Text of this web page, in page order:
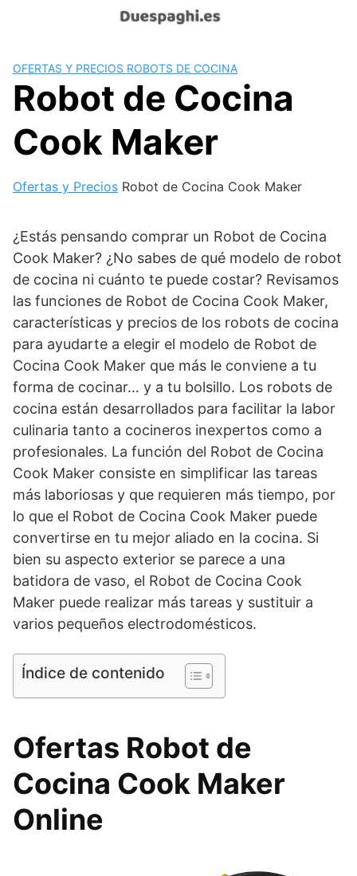
OFERTAS Y PRECIOS ROBOTS DE COCINA
Robot de Cocina
Cook Maker
Ofertas y Precios Robot de Cocina Cook Maker
¿Estás pensando comprar un Robot de Cocina
Cook Maker? ¿No sabes de qué modelo de robot
de cocina ni cuánto te puede costar? Revisamos
las funciones de Robot de Cocina Cook Maker,
características y precios de los robots de cocina
para ayudarte a elegir el modelo de Robot de
Cocina Cook Maker que más le conviene a tu
forma de cocinar… y a tu bolsillo. Los robots de
cocina están desarrollados para facilitar la labor
culinaria tanto a cocineros inexpertos como a
profesionales. La función del Robot de Cocina
Cook Maker consiste en simplificar las tareas
más laboriosas y que requieren más tiempo, por
lo que el Robot de Cocina Cook Maker puede
convertirse en tu mejor aliado en la cocina. Si
bien su aspecto exterior se parece a una
batidora de vaso, el Robot de Cocina Cook
Maker puede realizar más tareas y sustituir a
varios pequeños electrodomésticos.
Índice de contenido
Ofertas Robot de
Cocina Cook Maker
Online